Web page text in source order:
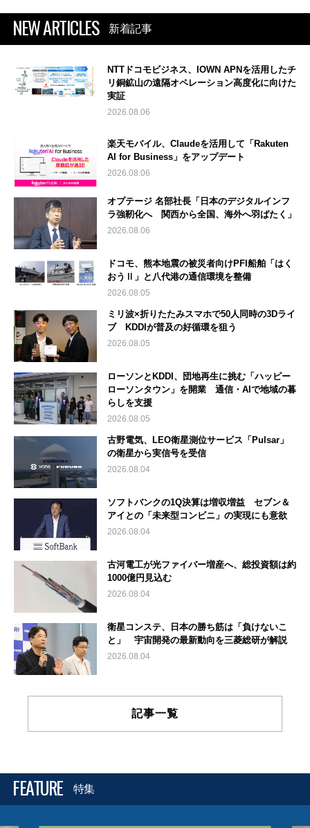
NEW ARTICLES 新着記事
NTTドコモビジネス、IOWN APNを活用したチ
リ銅鉱山の遠隔オペレーション高度化に向けた
実証
2026.08.06
楽天モバイル、Claudeを活用して「Rakuten
AI for Business」をアップデート
2026.08.06
オプテージ 名部社長「日本のデジタルインフ
ラ強靭化へ 関西から全国、海外へ羽ばたく」
2026.08.06
ドコモ、熊本地震の被災者向けPFI船舶「はく
おうⅡ」と八代港の通信環境を整備
2026.08.05
ミリ波×折りたたみスマホで50人同時の3Dライ
ブ KDDIが普及の好循環を狙う
2026.08.05
ローソンとKDDI、団地再生に挑む「ハッピー
ローソンタウン」を開業 通信・AIで地域の暮
らしを支援
2026.08.05
古野電気、LEO衛星測位サービス「Pulsar」
の衛星から実信号を受信
2026.08.04
ソフトバンクの1Q決算は増収増益 セブン＆
アイとの「未来型コンビニ」の実現にも意欲
2026.08.04
古河電工が光ファイバー増産へ、総投資額は約
1000億円見込む
2026.08.04
衛星コンステ、日本の勝ち筋は「負けないこ
と」 宇宙開発の最新動向を三菱総研が解説
2026.08.04
記事一覧
FEATURE 特集